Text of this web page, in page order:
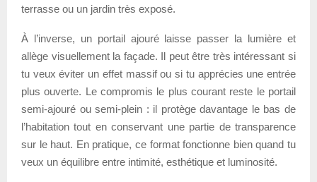
terrasse ou un jardin très exposé.
À l’inverse, un portail ajouré laisse passer la lumière et
allège visuellement la façade. Il peut être très intéressant si
tu veux éviter un effet massif ou si tu apprécies une entrée
plus ouverte. Le compromis le plus courant reste le portail
semi-ajouré ou semi-plein : il protège davantage le bas de
l’habitation tout en conservant une partie de transparence
sur le haut. En pratique, ce format fonctionne bien quand tu
veux un équilibre entre intimité, esthétique et luminosité.